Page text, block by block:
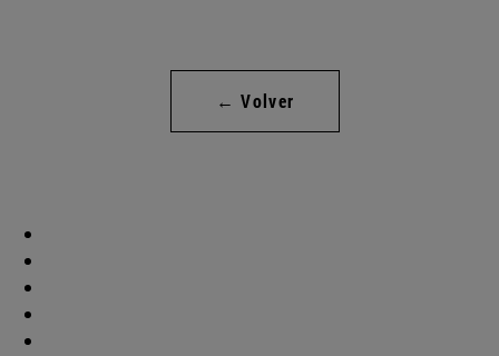
← Volver